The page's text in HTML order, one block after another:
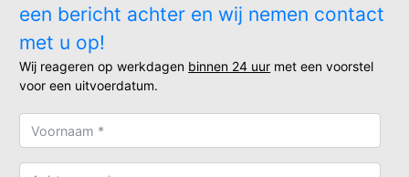
een bericht achter en wij nemen contact
met u op!
Wij reageren op werkdagen binnen 24 uur met een voorstel
voor een uitvoerdatum.